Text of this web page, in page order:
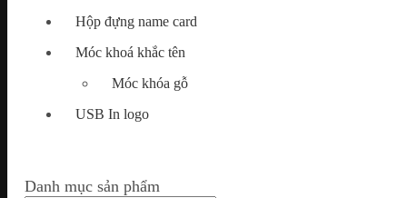
Hộp đựng name card
Móc khoá khắc tên
Móc khóa gỗ
USB In logo
Danh mục sản phẩm